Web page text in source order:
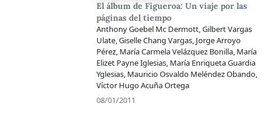
El álbum de Figueroa: Un viaje por las
páginas del tiempo
Anthony Goebel Mc Dermott, Gilbert Vargas
Ulate, Giselle Chang Vargas, Jorge Arroyo
Pérez, María Carmela Velázquez Bonilla, María
Elizet Payne Iglesias, María Enriqueta Guardia
Yglesias, Mauricio Osvaldo Meléndez Obando,
Víctor Hugo Acuña Ortega
08/01/2011